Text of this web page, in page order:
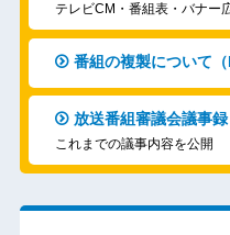
テレビCM・番組表・バナー
番組の複製について
放送番組審議会議事録
これまでの議事内容を公開